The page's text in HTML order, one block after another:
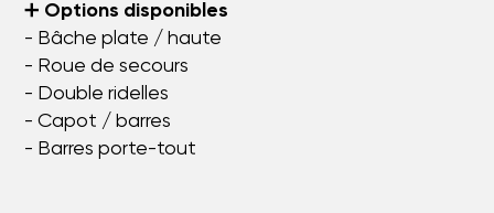
➕ Options disponibles
- Bâche plate / haute
- Roue de secours
- Double ridelles
- Capot / barres
- Barres porte-tout